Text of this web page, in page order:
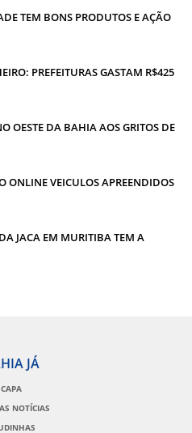
TEM BONS PRODUTOS E AÇÃO
PREFEITURAS GASTAM R$425
OESTE DA BAHIA AOS GRITOS DE
ONLINE VEICULOS APREENDIDOS
JACA EM MURITIBA TEM A
JÁ
CAPA
NOTÍCIAS